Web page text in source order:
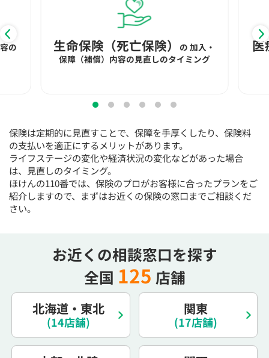
生命保険（死亡保険） の 加入・
保障（補償）内容の見直しのタイミング
医
の
保険は定期的に見直すことで、保障を手厚くしたり、保険料
の支払いを適正にするメリットがあります。
ライフステージの変化や経済状況の変化などがあった場合
は、見直しのタイミング。
ほけんの110番では、保険のプロがお客様に合ったプランをご
紹介しますので、まずはお近くの保険の窓口までご相談くだ
さい。
お近くの相談窓口を探す
全国 125 店舗
北海道・東北
(14店舗)
関東
(17店舗)